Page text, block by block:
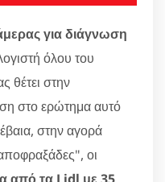
για διάγνωση
όλου του
θέτει στην
στο ερώτημα αυτό
στην αγορά
οι
από τα Lidl με 35